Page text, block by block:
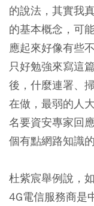
的說法，其實我
的基本概念，可
應起來好像有些
只好勉強來寫這
後，什麼連署、
在做，最弱的人
名要資安專家回
個有點網路知識
杜紫宸舉例說，
4G電信服務商是